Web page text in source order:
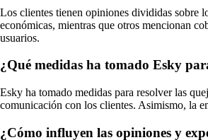
Los clientes tienen opiniones divididas sobre
económicas, mientras que otros mencionan
usuarios.
¿Qué medidas ha tomado Esky
Esky ha tomado medidas para resolver las
comunicación con los clientes. Asimismo, la
¿Cómo influyen las opiniones y